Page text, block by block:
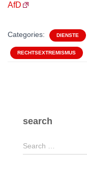
AfD
Categories: DIENSTE
RECHTSEXTREMISMUS
search
S
e
Search …